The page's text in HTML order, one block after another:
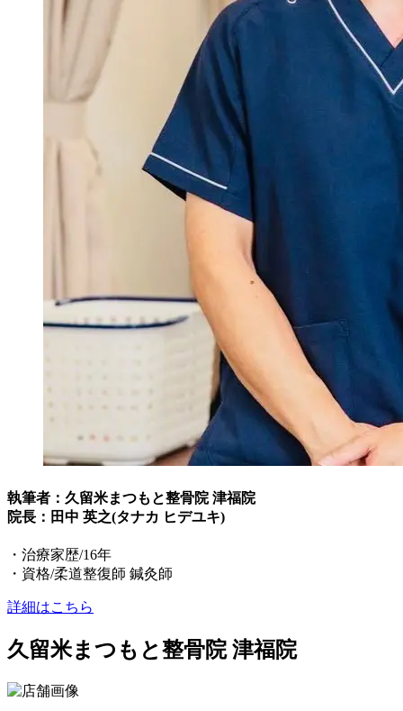
執筆者：久留米まつもと整骨院 津福院
院長：田中 英之(タナカ ヒデユキ)
・治療家歴/16年
・資格/柔道整復師 鍼灸師
詳細はこちら
久留米まつもと整骨院 津福院